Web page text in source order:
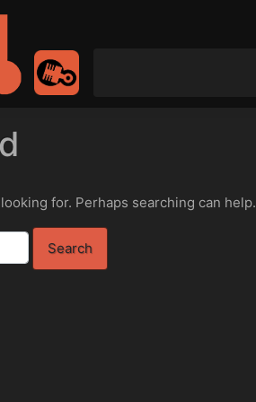
for. Perhaps searching can help.